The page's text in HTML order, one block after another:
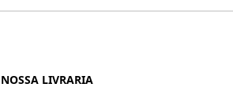
NOSSA LIVRARIA